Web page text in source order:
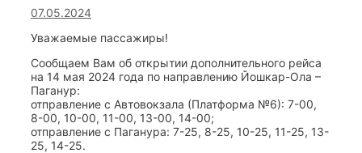
07.05.2024
Уважаемые пассажиры!
Сообщаем Вам об открытии дополнительного рейса
на 14 мая 2024 года по направлению Йошкар-Ола –
Паганур:
отправление с Автовокзала (Платформа №6): 7-00,
8-00, 10-00, 11-00, 13-00, 14-00;
отправление с Паганура: 7-25, 8-25, 10-25, 11-25, 13-
25, 14-25.